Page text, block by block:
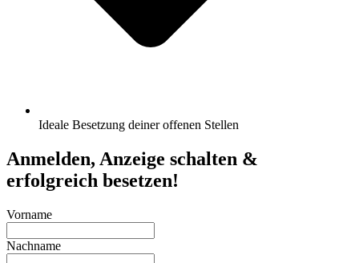
Ideale Besetzung deiner offenen Stellen
Anmelden, Anzeige schalten &
erfolgreich besetzen!
Vorname
Nachname